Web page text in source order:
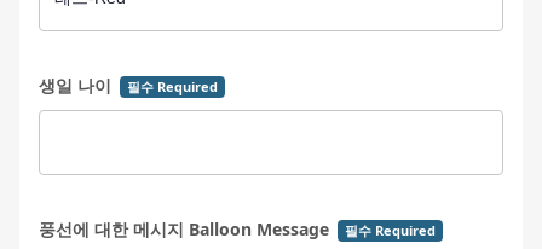
생일 나이 필수 Required
풍선에 대한 메시지 Balloon Message 필수 Required